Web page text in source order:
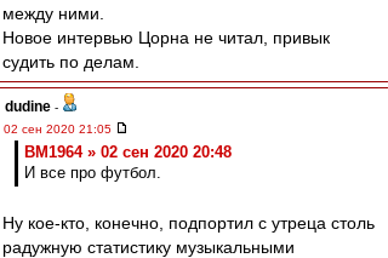
между ними.
Новое интервью Цорна не читал, привык
судить по делам.
dudine -
02 сен 2020 21:05
BM1964 » 02 сен 2020 20:48
И все про футбол.
Ну кое-кто, конечно, подпортил с утреца столь
радужную статистику музыкальными